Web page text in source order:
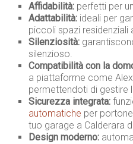
Affidabilità: perfetti per
Adattabilità: ideali per
piccoli spazi residenziali
Silenziosità:
silenzioso.
Compatibilità con la
a piattaforme come
permettendoti di gestire
Sicurezza integrata:
automatiche per
tuo garage a Calderara
Design moderno: